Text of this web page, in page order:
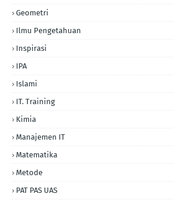
Geometri
Ilmu Pengetahuan
Inspirasi
IPA
Islami
IT. Training
Kimia
Manajemen IT
Matematika
Metode
PAT PAS UAS